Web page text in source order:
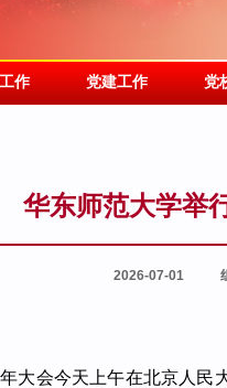
作 党建工作 党
华东师范大学举
2026-07-01
大会今天上午在北京人民